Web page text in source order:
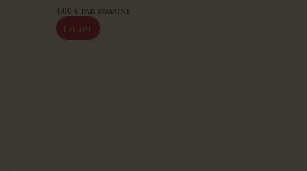
4,00 € par semaine
Louer